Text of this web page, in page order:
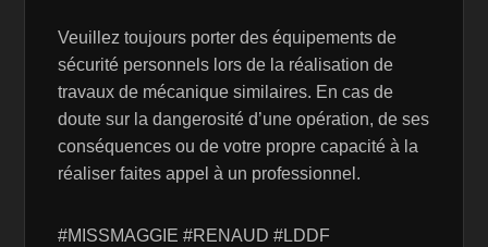
Veuillez toujours porter des équipements de
sécurité personnels lors de la réalisation de
travaux de mécanique similaires. En cas de
doute sur la dangerosité d’une opération, de ses
conséquences ou de votre propre capacité à la
réaliser faites appel à un professionnel.
#MISSMAGGIE #RENAUD #LDDF